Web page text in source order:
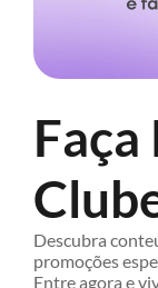
Descubra
promoções
Entre agora e